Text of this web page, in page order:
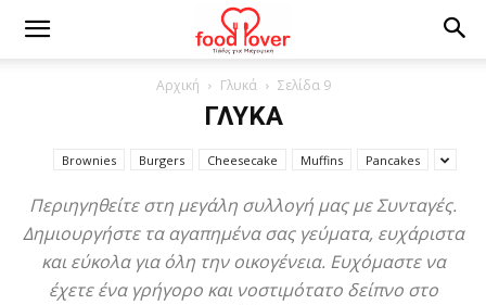
Αρχική Γλυκά Σελίδα 9
ΓΛΥΚΆ
Brownies Burgers Cheesecake Muffins Pancakes
Περιηγηθείτε στη μεγάλη συλλογή μας με Συνταγές.
Δημιουργήστε τα αγαπημένα σας γεύματα, ευχάριστα
και εύκολα για όλη την οικογένεια. Ευχόμαστε να
έχετε ένα γρήγορο και νοστιμότατο δείπνο στο